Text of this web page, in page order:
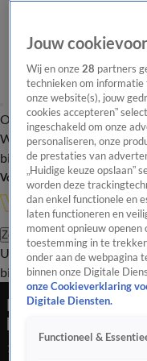
Overzicht Onze programma's
WandelgangenInterviews
bijwonenPodcastShop
Volg Vandaag Inside
Zoeken
UitzendingenVandaag
bijwonen
René ziet
heeft hij uit die
18 feb 2022, 23:28
Jouw
Wij en onze28 partners
technieken om
onze website(s), jouw
cookies accepteren”
ingeschakeld om onze
personaliseren, onze
de prestaties van
„Huidige keuze opslaan”
worden deze
dan enkel functionele en
laten functioneren en
moment opnieuw openen
toestemming in te
onder aan de webpagina
binnen onze Digitale
onze Cookieverklaring
Digitale Diensten.
Functioneel &